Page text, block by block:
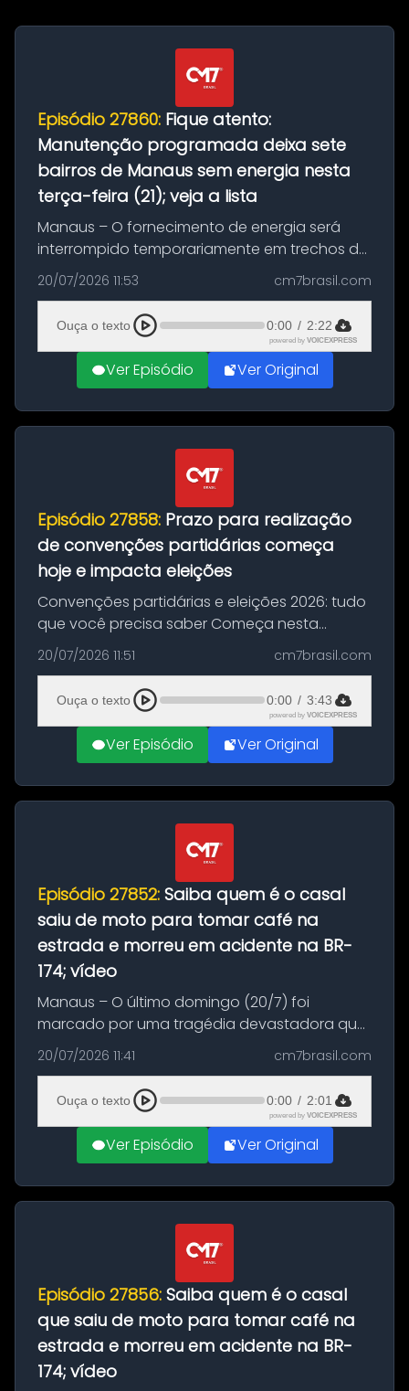
Episódio 27860: Fique atento:
Manutenção programada deixa sete
bairros de Manaus sem energia nesta
terça-feira (21); veja a lista
Manaus – O fornecimento de energia será
interrompido temporariamente em trechos de
sete bairros de Manaus nesta terça-feira (21).
A suspensão programada ocorrerá para a
execução de serviços de manuten...
20/07/2026 11:53 cm7brasil.com
Ouça o texto 0:00 / 2:22
powered by VOICEXPRESS
Ver Episódio Ver Original
Episódio 27858: Prazo para realização
de convenções partidárias começa
hoje e impacta eleições
Convenções partidárias e eleições 2026: tudo
que você precisa saber Começa nesta
segunda-feira e vai até 5 de agosto o prazo
para que partidos políticos e federações
partidárias realizem suas convençõ...
20/07/2026 11:51 cm7brasil.com
Ouça o texto 0:00 / 3:43
powered by VOICEXPRESS
Ver Episódio Ver Original
Episódio 27852: Saiba quem é o casal
saiu de moto para tomar café na
estrada e morreu em acidente na BR-
174; vídeo
Manaus – O último domingo (20/7) foi
marcado por uma tragédia devastadora que
resultou na morte precoce de dois jovens na
BR-174, na zona rural de Manaus. Um passeio
com destino a um típico café regio...
20/07/2026 11:41 cm7brasil.com
Ouça o texto 0:00 / 2:01
powered by VOICEXPRESS
Ver Episódio Ver Original
Episódio 27856: Saiba quem é o casal
que saiu de moto para tomar café na
estrada e morreu em acidente na BR-
174; vídeo